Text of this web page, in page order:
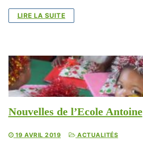
LIRE LA SUITE
Nouvelles de l’Ecole Antoine
19 AVRIL 2019 ACTUALITÉS